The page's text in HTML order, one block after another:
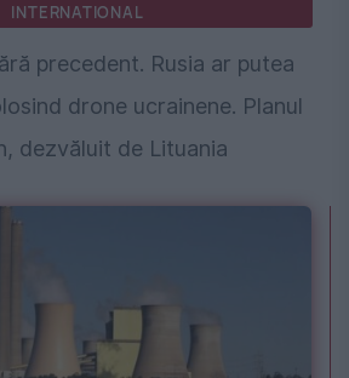
INTERNATIONAL
precedent. Rusia ar putea
drone ucrainene. Planul
dezvăluit de Lituania